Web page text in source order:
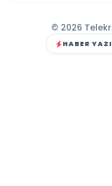
© 2026
HABER